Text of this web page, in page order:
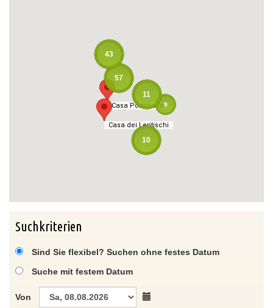
Casa dei Lentischi
Casa Portobello
57
9
10
11
43
Casa dei Lentischi
Casa Portobello
Suchkriterien
Sind Sie flexibel? Suchen ohne festes Datum
Suche mit festem Datum
Von